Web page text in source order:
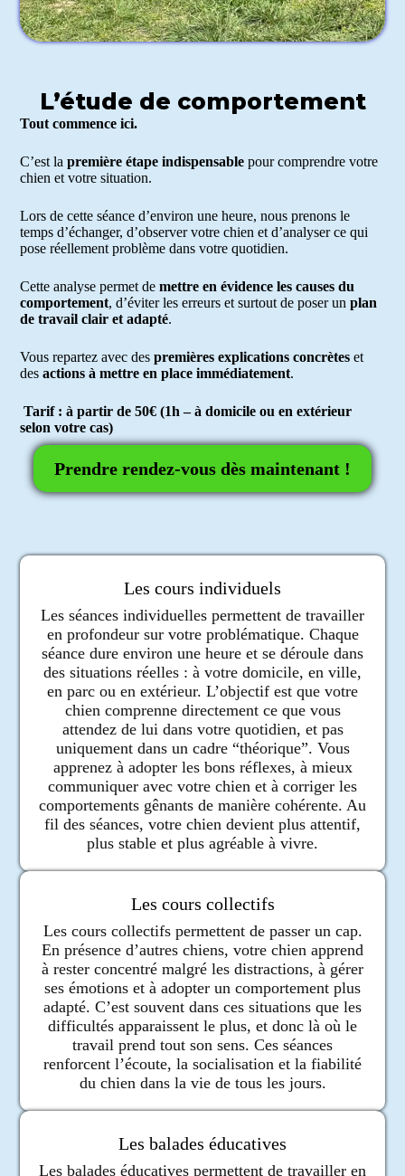
L’étude de comportement
Tout commence ici.
C’est lapremière étape indispensable pour comprendre votre
chien et votre situation.
Lors de cette séance d’environ une heure, nous prenons le
temps d’échanger, d’observer votre chien et d’analyser ce qui
pose réellement problème dans votre quotidien.
Cette analyse permet demettre en évidence les causes du
comportement, d’éviter les erreurs et surtout de poser unplan
de travail clair et adapté.
Vous repartez avec despremières explications concrètes et
desactions à mettre en place immédiatement.
Tarif : à partir de 50€ (1h – à domicile ou en extérieur
selon votre cas)
Prendre rendez-vous dès maintenant !
Les cours individuels
Les séances individuelles permettent de travailler
en profondeur sur votre problématique. Chaque
séance dure environ une heure et se déroule dans
des situations réelles : à votre domicile, en ville,
en parc ou en extérieur. L’objectif est que votre
chien comprenne directement ce que vous
attendez de lui dans votre quotidien, et pas
uniquement dans un cadre “théorique”. Vous
apprenez à adopter les bons réflexes, à mieux
communiquer avec votre chien et à corriger les
comportements gênants de manière cohérente. Au
fil des séances, votre chien devient plus attentif,
plus stable et plus agréable à vivre.
Les cours collectifs
Les cours collectifs permettent de passer un cap.
En présence d’autres chiens, votre chien apprend
à rester concentré malgré les distractions, à gérer
ses émotions et à adopter un comportement plus
adapté. C’est souvent dans ces situations que les
difficultés apparaissent le plus, et donc là où le
travail prend tout son sens. Ces séances
renforcent l’écoute, la socialisation et la fiabilité
du chien dans la vie de tous les jours.
Les balades éducatives
Les balades éducatives permettent de travailler en